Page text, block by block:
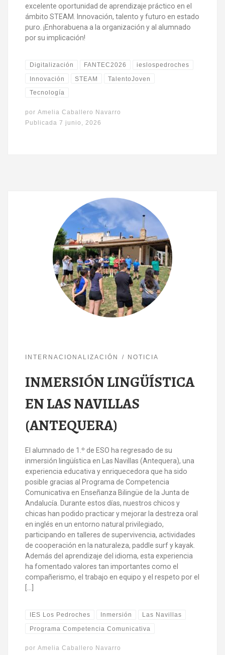
excelente oportunidad de aprendizaje práctico en el
ámbito STEAM. Innovación, talento y futuro en estado
puro. ¡Enhorabuena a la organización y al alumnado
por su implicación!
Digitalización FANTEC2026 ieslospedroches
Innovación STEAM TalentoJoven
Tecnología
por Amelia Caballero Navarro
Publicada7 junio, 2026
INTERNACIONALIZACIÓN NOTICIA
INMERSIÓN LINGÜÍSTICA
EN LAS NAVILLAS
(ANTEQUERA)
El alumnado de 1.º de ESO ha regresado de su
inmersión lingüística en Las Navillas (Antequera), una
experiencia educativa y enriquecedora que ha sido
posible gracias al Programa de Competencia
Comunicativa en Enseñanza Bilingüe de la Junta de
Andalucía. Durante estos días, nuestros chicos y
chicas han podido practicar y mejorar la destreza oral
en inglés en un entorno natural privilegiado,
participando en talleres de supervivencia, actividades
de cooperación en la naturaleza, paddle surf y kayak.
Además del aprendizaje del idioma, esta experiencia
ha fomentado valores tan importantes como el
compañerismo, el trabajo en equipo y el respeto por el
IES Los Pedroches Inmersión Las Navillas
Programa Competencia Comunicativa
porAmelia Caballero Navarro